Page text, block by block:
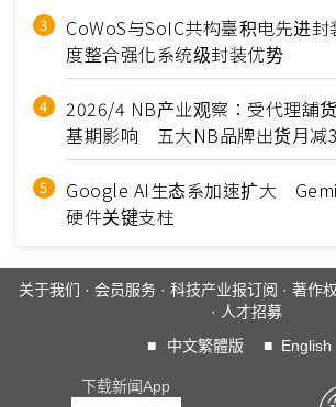
CoWoS与SoIC共构臺积电先进
度整合强化系统级封装优势
2026/4 NB产业观察：受代理舖
基期影响 五大NB品牌出货月减
Google AI生态系加速扩大
硬件关键支柱
关于我们 · 会员服务· 科技产业报订阅 · 著作权
· 人才招募
■
中文繁體版 ■ English
下载新闻App